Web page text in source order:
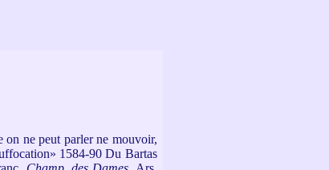
ne peut parler ne mouvoir,
1584-90 Du Bartas